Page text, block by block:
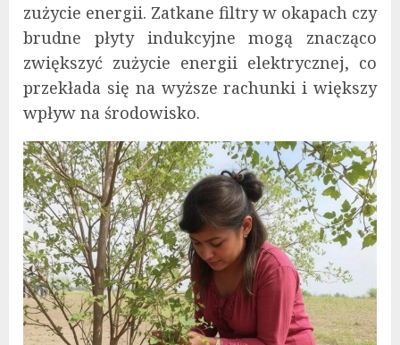
zużycie energii. Zatkane filtry w okapach czy
brudne płyty indukcyjne mogą znacząco
zwiększyć zużycie energii elektrycznej, co
przekłada się na wyższe rachunki i większy
wpływ na środowisko.